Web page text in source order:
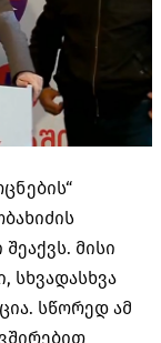
მისი
სხვადასხვა
სწორედ ამ